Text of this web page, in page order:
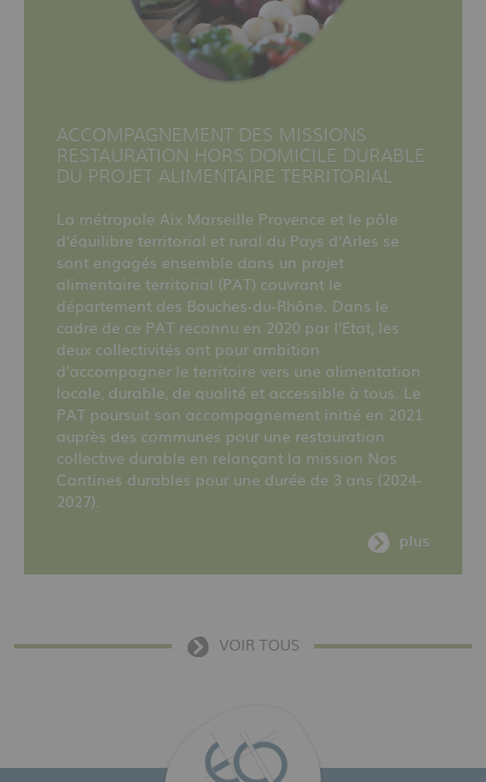
ACCOMPAGNEMENT DES MISSIONS
RESTAURATION HORS DOMICILE DURABLE
DU PROJET ALIMENTAIRE TERRITORIAL
La métropole Aix Marseille Provence et le pôle
d'équilibre territorial et rural du Pays d'Arles se
sont engagés ensemble dans un projet
alimentaire territorial (PAT) couvrant le
département des Bouches-du-Rhône. Dans le
cadre de ce PAT reconnu en 2020 par l'Etat, les
deux collectivités ont pour ambition
d'accompagner le territoire vers une alimentation
locale, durable, de qualité et accessible à tous. Le
PAT poursuit son accompagnement initié en 2021
auprès des communes pour une restauration
collective durable en relançant la mission Nos
Cantines durables pour une durée de 3 ans (2024-
2027).
plus
VOIR TOUS